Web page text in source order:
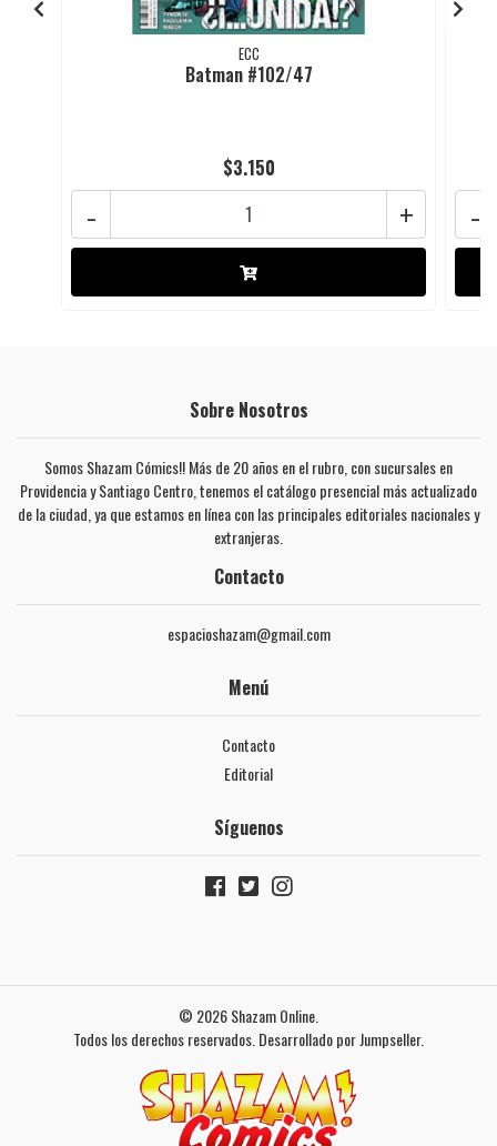
ECC
Batman #102/47
$3.150
+
- -
Sobre Nosotros
Somos Shazam Cómics!! Más de 20 años en el rubro, con sucursales en
Providencia y Santiago Centro, tenemos el catálogo presencial más actualizado
de la ciudad, ya que estamos en línea con las principales editoriales nacionales y
extranjeras.
Contacto
espacioshazam@gmail.com
Menú
Contacto
Editorial
Síguenos
© 2026 Shazam Online.
Todos los derechos reservados. Desarrollado por Jumpseller.